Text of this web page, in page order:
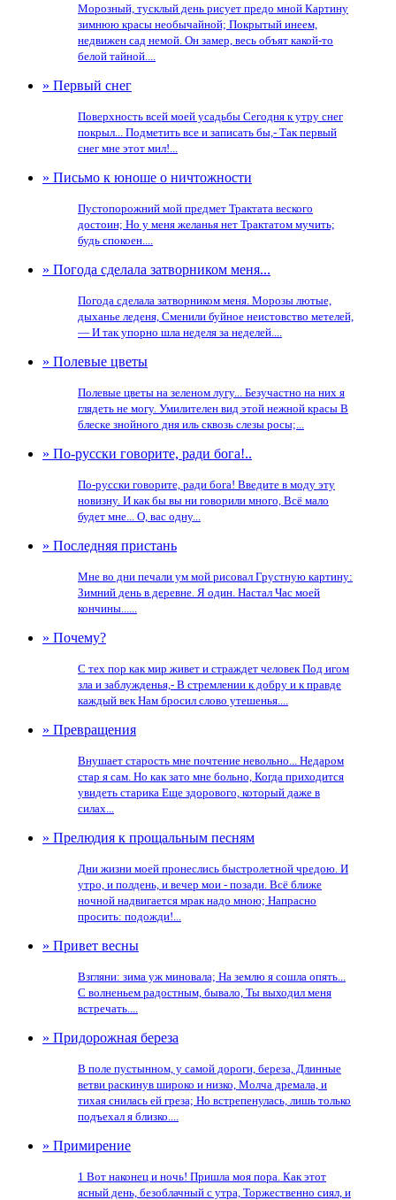
Морозный, тусклый день рисует предо мной Картину
зимнюю красы необычайной; Покрытый инеем,
недвижен сад немой. Он замер, весь объят какой-то
белой тайной....
» Первый снег
Поверхность всей моей усадьбы Сегодня к утру снег
покрыл... Подметить все и записать бы,- Так первый
снег мне этот мил!...
» Письмо к юноше о ничтожности
Пустопорожний мой предмет Трактата веского
достоин; Но у меня желанья нет Трактатом мучить;
будь спокоен....
» Погода сделала затворником меня...
Погода сделала затворником меня. Морозы лютые,
дыханье леденя, Сменили буйное неистовство метелей,
— И так упорно шла неделя за неделей....
» Полевые цветы
Полевые цветы на зеленом лугу... Безучастно на них я
глядеть не могу. Умилителен вид этой нежной красы В
блеске знойного дня иль сквозь слезы росы;...
» По-русски говорите, ради бога!..
По-русски говорите, ради бога! Введите в моду эту
новизну. И как бы вы ни говорили много, Всё мало
будет мне... О, вас одну...
» Последняя пристань
Мне во дни печали ум мой рисовал Грустную картину:
Зимний день в деревне. Я один. Настал Час моей
кончины......
» Почему?
С тех пор как мир живет и страждет человек Под игом
зла и заблужденья,- В стремлении к добру и к правде
каждый век Нам бросил слово утешенья....
» Превращения
Внушает старость мне почтение невольно... Недаром
стар я сам. Но как зато мне больно, Когда приходится
увидеть старика Еще здорового, который даже в
силах...
» Прелюдия к прощальным песням
Дни жизни моей пронеслись быстролетной чредою. И
утро, и полдень, и вечер мои - позади. Всё ближе
ночной надвигается мрак надо мною; Напрасно
просить: подожди!...
» Привет весны
Взгляни: зима уж миновала; На землю я сошла опять...
С волненьем радостным, бывало, Ты выходил меня
встречать....
» Придорожная береза
В поле пустынном, у самой дороги, береза, Длинные
ветви раскинув широко и низко, Молча дремала, и
тихая снилась ей греза; Но встрепенулась, лишь только
подъехал я близко....
» Примирение
1 Вот наконец и ночь! Пришла моя пора. Как этот
ясный день, безоблачный с утра, Торжественно сиял, и